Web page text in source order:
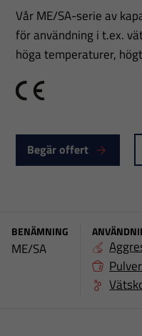
Vår ME/SA-serie av
för användning i t.ex.
höga temperaturer,
CE
Begär offert
BENÄMNING
ME/SA